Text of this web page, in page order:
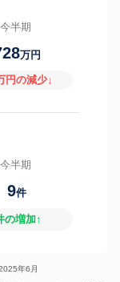
今半期
万円
円の減少↓
今半期
9件
の増加↑
年6月